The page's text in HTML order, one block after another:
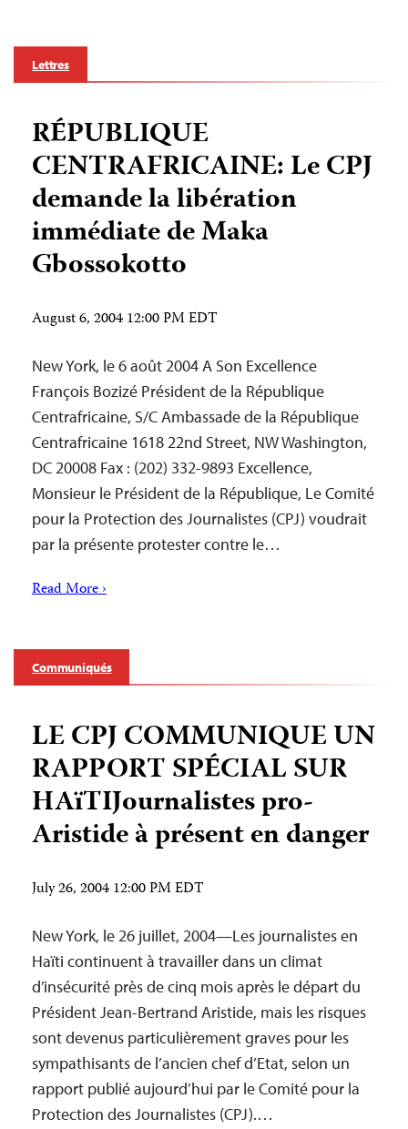
Lettres
RÉPUBLIQUE
CENTRAFRICAINE: Le CPJ
demande la libération
immédiate de Maka
Gbossokotto
August 6, 2004 12:00 PM EDT
New York, le 6 août 2004 A Son Excellence
François Bozizé Président de la République
Centrafricaine, S/C Ambassade de la République
Centrafricaine 1618 22nd Street, NW Washington,
DC 20008 Fax : (202) 332-9893 Excellence,
Monsieur le Président de la République, Le Comité
pour la Protection des Journalistes (CPJ) voudrait
par la présente protester contre le…
Read More ›
Communiqués
LE CPJ COMMUNIQUE UN
RAPPORT SPÉCIAL SUR
HAïTIJournalistes pro-
Aristide à présent en danger
July 26, 2004 12:00 PM EDT
New York, le 26 juillet, 2004—Les journalistes en
Haïti continuent à travailler dans un climat
d’insécurité près de cinq mois après le départ du
Président Jean-Bertrand Aristide, mais les risques
sont devenus particulièrement graves pour les
sympathisants de l’ancien chef d’Etat, selon un
rapport publié aujourd’hui par le Comité pour la
Protection des Journalistes (CPJ).…